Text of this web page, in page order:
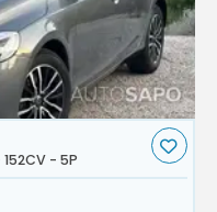
152CV - 5P